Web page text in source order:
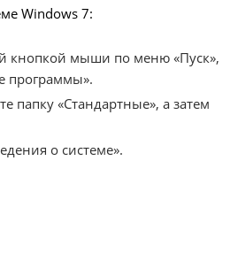
Windows 7:
кнопкой мыши по меню «Пуск»,
программы».
папку «Стандартные», а затем
о системе».